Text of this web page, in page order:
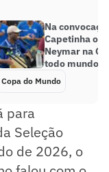
Na
Capetinha
Neymar na
todo mundo
Copa do Mundo
para
Seleção
de 2026, o